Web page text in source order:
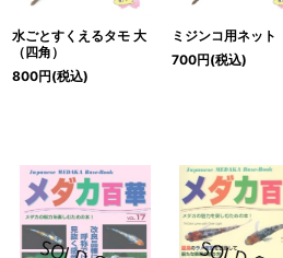
水ごとすくえるタモ 大
（四角）
800円(税込)
ミジンコ用ネット
700円(税込)